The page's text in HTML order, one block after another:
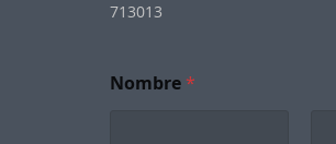
713013
Nombre*